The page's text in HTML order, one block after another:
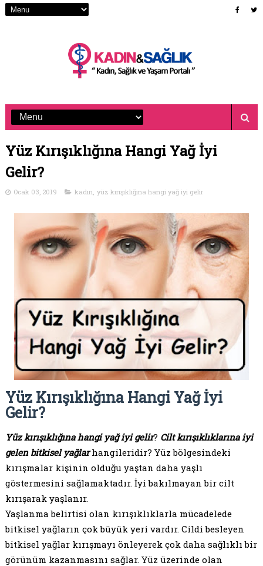
Yüz Kırışıklığına Hangi Yağ İyi
Gelir?
Ocak 03, 2019 kadın, yüz kırışıklığına hangi yağ iyi gelir
Yüz Kırışıklığına Hangi Yağ İyi
Gelir?
Yüz kırışıklığına hangi yağ iyi gelir? Cilt kırışıklıklarına iyi
gelen bitkisel yağlarhangileridir? Yüz bölgesindeki
kırışmalar kişinin olduğu yaştan daha yaşlı
göstermesini sağlamaktadır. İyi bakılmayan bir cilt
kırışarak yaşlanır.
Yaşlanma belirtisi olan kırışıklıklarla mücadelede
bitkisel yağların çok büyük yeri vardır. Cildi besleyen
bitkisel yağlar kırışmayı önleyerek çok daha sağlıklı bir
görünüm kazanmasını sağlar. Yüz üzerinde olan